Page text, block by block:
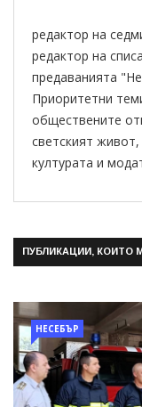
редактор на
редактор на
предаванията
Приоритетни
обществените
светският
културата и
ПУБЛИКАЦИИ, КОИТО
НЕСЕБЪР